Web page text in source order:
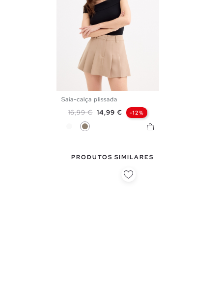
S
Saia-calça plissada
Preço normal
16,99 € Preço
14,99 € -12%
BrancoTaupe
PRODUTOS SIMILARES